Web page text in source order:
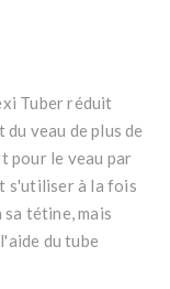
Tuber réduit
veau de plus de
pour le veau par
s'utiliser à la fois
sa tétine, mais
du tube